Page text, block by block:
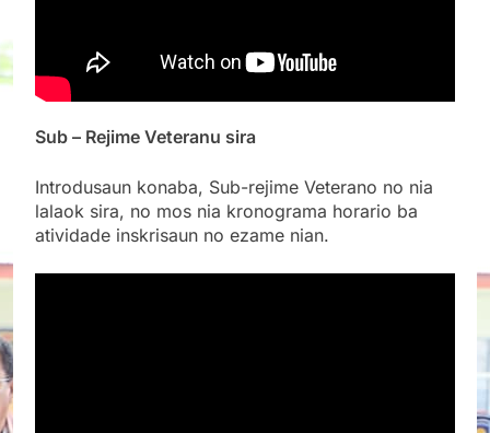
Sub – Rejime Veteranu sira
Introdusaun konaba, Sub-rejime Veterano no nia
lalaok sira, no mos nia kronograma horario ba
atividade inskrisaun no ezame nian.